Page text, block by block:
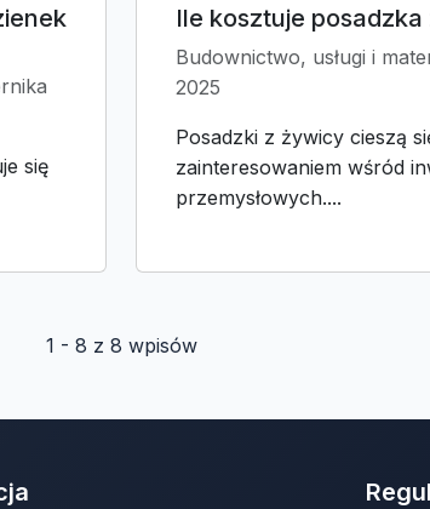
się
Ile kosztuje
Budownictwo, usługi i
2025
Posadzki z żywicy cieszą
zainteresowaniem wśród
przemysłowych....
1 - 8 z 8 wpisów